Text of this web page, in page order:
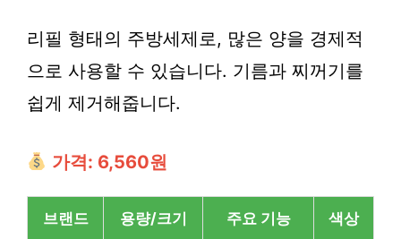
리필 형태의 주방세제로, 많은 양을 경제적
으로 사용할 수 있습니다. 기름과 찌꺼기를
쉽게 제거해줍니다.
가격: 6,560원
브랜드 용량/크기 주요 기능 색상